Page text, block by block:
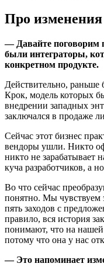
Про
— Давайте поговорим
были интеграторы,
конкретном продукте.
Действительно,
Крок, модель которых
внедрении западных
заключался в продаже
Сейчас этот бизнес
вендоры ушли. Никто
никто не зарабатывает
куча разработчиков, а
Во что сейчас
понятно. Мы чувствуем
пять заходов с
правило, вся история
понимают, что на нашей
потому что она у нас
— Это напоминает